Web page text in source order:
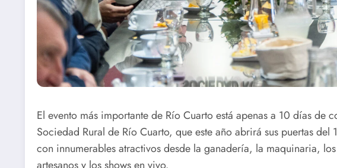
El evento más importante de Río Cuarto está apenas a 10 días de
Sociedad Rural de Río Cuarto, que este año abrirá sus puertas
con innumerables atractivos desde la ganadería, la maquinaria,